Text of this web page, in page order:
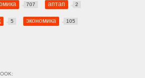
707 аптап 2
5 экономика 105